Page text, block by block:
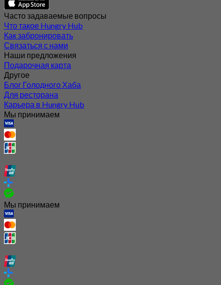
Часто задаваемые вопросы
Что такое Hungry Hub
Как забронировать
Связаться с нами
Наши предложения
Подарочная карта
Другое
Блог Голодного Хаба
Для ресторана
Карьера в Hungry Hub
Мы принимаем
Мы принимаем